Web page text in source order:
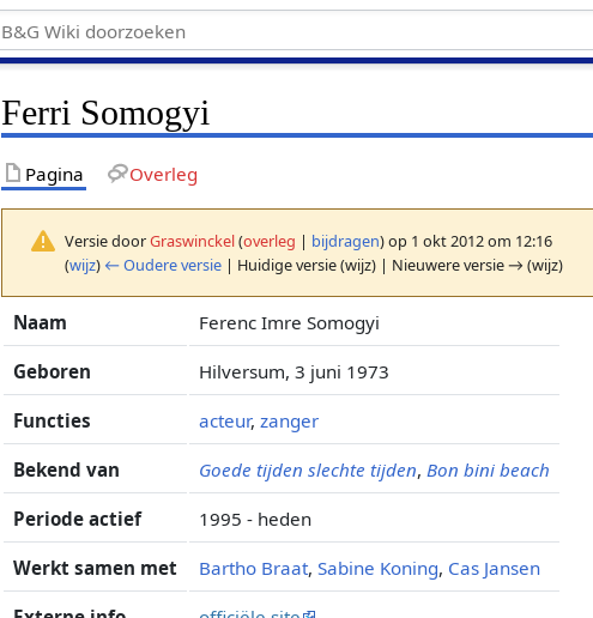
Ferri Somogyi
Pagina Overleg
Versie doorGraswinckel(overleg | bijdragen)op 1 okt 2012 om 12:16
(wijz) ← Oudere versie | Huidige versie (wijz) | Nieuwere versie → (wijz)
Naam Ferenc Imre Somogyi
Geboren Hilversum, 3 juni 1973
Functies acteur,zanger
Bekend van Goede tijden slechte tijden, Bon bini beach
Periode actief 1995 - heden
Werkt samen met Bartho Braat,Sabine Koning, Cas Jansen